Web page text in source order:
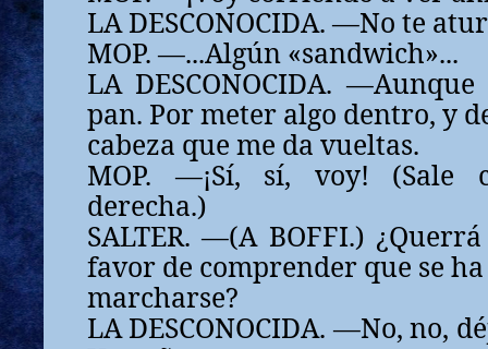
LA DESCONOCIDA. —No te
MOP. —...Algún «sandwich»...
LA DESCONOCIDA.
pan. Por meter algo dentro, y
cabeza que me da vueltas.
MOP. —¡Sí, sí, voy! (Sale
derecha.)
SALTER. —(A BOFFI.)
favor de comprender que se
marcharse?
LA DESCONOCIDA. —No, no,